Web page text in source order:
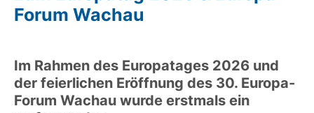
Forum Wachau
Im Rahmen des Europatages 2026 und
der feierlichen Eröffnung des 30. Europa-
Forum Wachau wurde erstmals ein